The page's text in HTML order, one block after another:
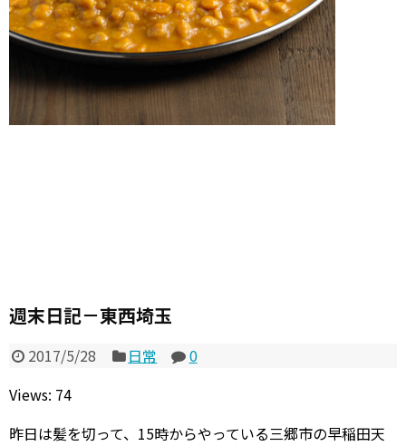
週末日記－東西埼玉
2017/5/28 日常
0
Views: 74
昨日は髪を切って、15時からやっている三郷市の早稲田天